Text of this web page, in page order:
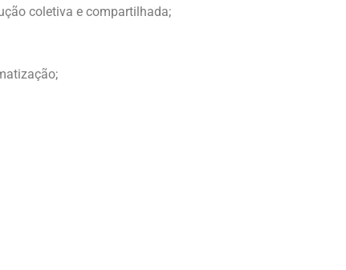
coletiva e compartilhada;